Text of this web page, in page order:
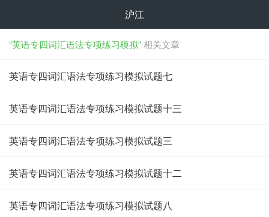
沪江
“英语专四词汇语法专项练习模拟”相关文章
英语专四词汇语法专项练习模拟试题七
英语专四词汇语法专项练习模拟试题十三
英语专四词汇语法专项练习模拟试题三
英语专四词汇语法专项练习模拟试题十二
英语专四词汇语法专项练习模拟试题八